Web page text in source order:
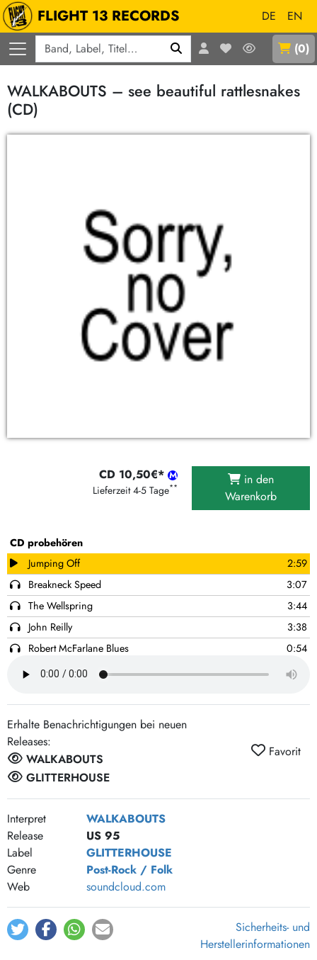
FLIGHT 13 RECORDS DE
EN
(0)
WALKABOUTS – see beautiful rattlesnakes
(CD)
CD probehören
Jumping Off
2:59
Breakneck Speed
3:07
The Wellspring
3:44
John Reilly
3:38
Robert McFarlane Blues
0:54
This Rotten Tree
2:06
Feast Or Famine
Ballad Of Moss Head
2:47
Who-Knows-What
Rattlesnake Theme
1:15
Linda Evans
Mai Tai Time
Cyclone
Gather Round
CD 10,50€*
Lieferzeit 4-5 Tage**
in den
Warenkorb
Erhalte Benachrichtigungen bei neuen
Releases:
WALKABOUTS
GLITTERHOUSE
Favorit
Interpret
WALKABOUTS
Release
US 95
Label
GLITTERHOUSE
Genre
Post-Rock / Folk
Web
soundcloud.com
Sicherheits- und
Herstellerinformationen